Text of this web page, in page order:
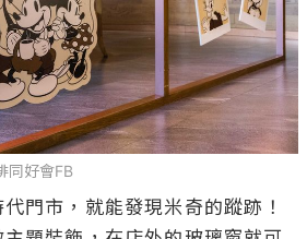
同好會FB
門市，就能發現米奇的蹤跡！